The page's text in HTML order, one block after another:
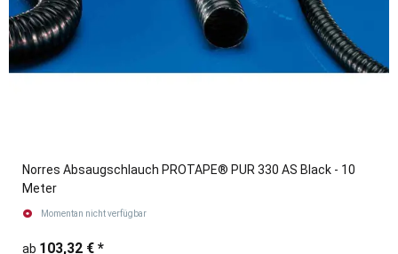
Norres Absaugschlauch PROTAPE® PUR 330 AS Black - 10
Meter
Momentan nicht verfügbar
ab 103,32 € *